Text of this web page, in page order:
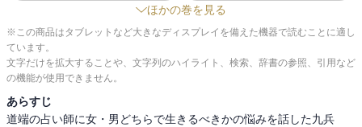
ほかの巻を見る
※この商品はタブレットなど大きなディスプレイを備えた機器で読むことに適し
ています。
文字だけを拡大することや、文字列のハイライト、検索、辞書の参照、引用など
の機能が使用できません。
あらすじ
道端の占い師に女・男どちらで生きるべきかの悩みを話した九兵